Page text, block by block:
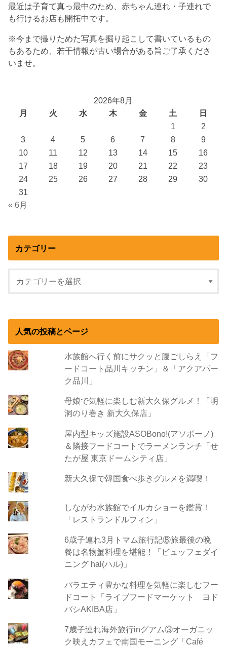
最近は子育て真っ最中のため、赤ちゃん連れ・子連れで
も行けるお店も開拓中です。
※今まで撮りためた写真を掘り起こして書いているもの
もあるため、若干情報が古い場合がある旨ご了承くださ
いませ。
2026年8月
月
火 水 木 金 土
日
1
2
3
4 5 6 7 8
9
10
11 12 13 14 15
16
17
18 19 20 21 22
23
24
25 26 27 28 29
30
31
« 6月
カテゴリー
人気の投稿とページ
水族館へ行く前にサクッと腹ごしらえ「フ
ードコート品川キッチン」＆「アクアパー
ク品川」
母娘で気軽に楽しむ新大久保グルメ！「明
洞のり巻き 新大久保店」
屋内型キッズ施設ASOBono!(アソボーノ)
＆隣接フードコートでラーメンランチ「せ
たが屋 東京ドームシティ店」
新大久保で韓国食べ歩きグルメを満喫！
しながわ水族館でイルカショーを鑑賞！
「レストランドルフィン」
6歳子連れ3月トマム旅行記⑧旅最後の晩
餐は名物蟹料理を堪能！「ビュッフェダイ
ニング hal(ハル)」
バラエティ豊かな料理を気軽に楽しむフー
ドコート「ライブフードマーケット ヨド
バシAKIBA店」
7歳子連れ海外旅行inグアム③オーガニッ
ク映えカフェで南国モーニング「Café